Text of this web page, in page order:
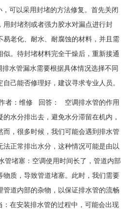
可以采用封堵的方法修复。首先关闭
用封堵剂或者强力胶水对漏点进行封
易老化、耐水、耐腐蚀的材料，并且需
似。待封堵材料完全干燥后，重新接通
水管漏水需要根据具体情况选择不同
己能否修理好，建议寻求专业人员。
者：维修 回答： 空调排水管的作用
水分排出去，避免水分滞留在机内，
而，很多时候，我们可能会遇到排水管
法正常排出水分，这种情况可能是由以
堵塞：空调使用时间长了，管道内部
物质，导致管道堵塞。此时，我们需要
管道内部的杂物，以保证排水管的流畅
在安装排水管的过程中，可能会出现